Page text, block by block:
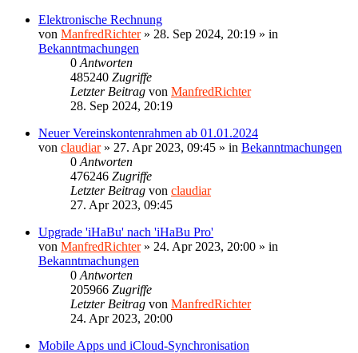
Elektronische Rechnung
von ManfredRichter» 28. Sep 2024, 20:19 » in
Bekanntmachungen
0 Antworten
485240 Zugriffe
Letzter Beitrag von ManfredRichter
28. Sep 2024, 20:19
Neuer Vereinskontenrahmen ab 01.01.2024
von claudiar» 27. Apr 2023, 09:45 » in Bekanntmachungen
0 Antworten
476246 Zugriffe
Letzter Beitrag von claudiar
27. Apr 2023, 09:45
Upgrade 'iHaBu' nach 'iHaBu Pro'
von ManfredRichter» 24. Apr 2023, 20:00 » in
Bekanntmachungen
0 Antworten
205966 Zugriffe
Letzter Beitrag von ManfredRichter
24. Apr 2023, 20:00
Mobile Apps und iCloud-Synchronisation